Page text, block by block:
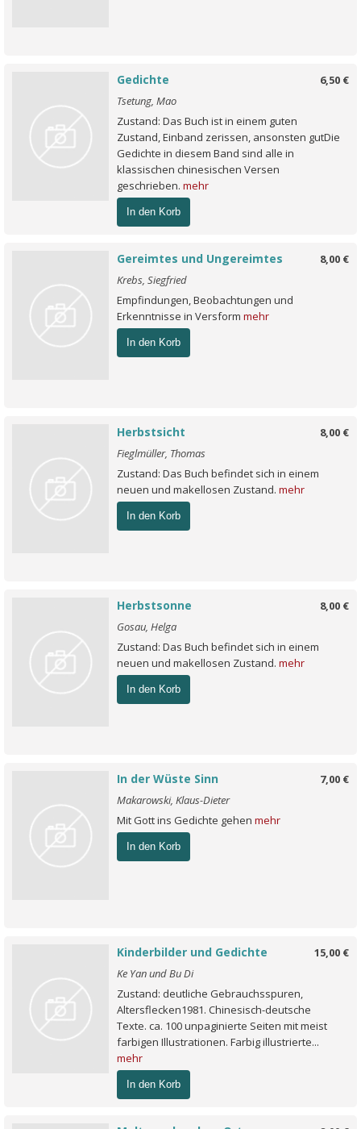
6,50 €
Gedichte
Tsetung, Mao
Zustand: Das Buch ist in einem guten
Zustand, Einband zerissen, ansonsten gutDie
Gedichte in diesem Band sind alle in
klassischen chinesischen Versen
geschrieben. mehr
In den Korb
8,00 €
Gereimtes und Ungereimtes
Krebs, Siegfried
Empfindungen, Beobachtungen und
Erkenntnisse in Versform mehr
In den Korb
8,00 €
Herbstsicht
Fieglmüller, Thomas
Zustand: Das Buch befindet sich in einem
neuen und makellosen Zustand. mehr
In den Korb
8,00 €
Herbstsonne
Gosau, Helga
Zustand: Das Buch befindet sich in einem
neuen und makellosen Zustand. mehr
In den Korb
7,00 €
In der Wüste Sinn
Makarowski, Klaus-Dieter
Mit Gott ins Gedichte gehen mehr
In den Korb
15,00 €
Kinderbilder und Gedichte
Ke Yan und Bu Di
Zustand: deutliche Gebrauchsspuren,
Altersflecken1981. Chinesisch-deutsche
Texte. ca. 100 unpaginierte Seiten mit meist
farbigen Illustrationen. Farbig illustrierte...
mehr
In den Korb